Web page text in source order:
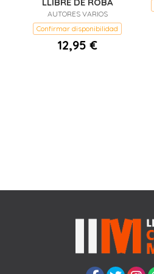
AUTORES VARIOS
Confirmar disponibilidad
12,95 €